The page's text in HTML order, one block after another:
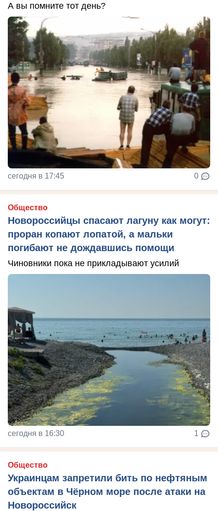
А вы помните тот день?
сегодня в 17:45 0
Общество
Новороссийцы спасают лагуну как могут:
проран копают лопатой, а мальки
погибают не дождавшись помощи
Чиновники пока не прикладывают усилий
сегодня в 16:30 1
Общество
Украинцам запретили бить по нефтяным
объектам в Чёрном море после атаки на
Новороссийск